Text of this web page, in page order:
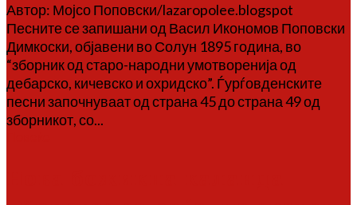
Автор: Мојсо Поповски/lazaropolee.blogspot
Песните се запишани од Васил Икономов Поповски
Димкоски, објавени во Солун 1895 година, во
“зборник од старо-народни умотворенија од
дебарско, кичевско и охридско”. Ѓурѓовденските
песни започнуваат од страна 45 до страна 49 од
зборникот, со...